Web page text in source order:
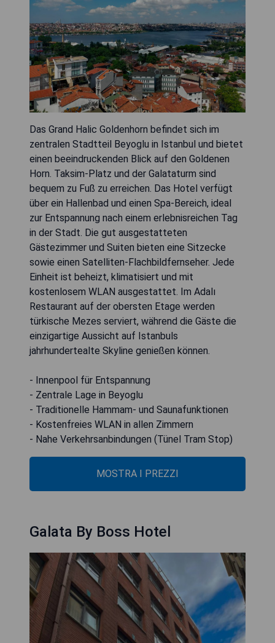
Das Grand Halic Goldenhorn befindet sich im
zentralen Stadtteil Beyoglu in Istanbul und bietet
einen beeindruckenden Blick auf den Goldenen
Horn. Taksim-Platz und der Galataturm sind
bequem zu Fuß zu erreichen. Das Hotel verfügt
über ein Hallenbad und einen Spa-Bereich, ideal
zur Entspannung nach einem erlebnisreichen Tag
in der Stadt. Die gut ausgestatteten
Gästezimmer und Suiten bieten eine Sitzecke
sowie einen Satelliten-Flachbildfernseher. Jede
Einheit ist beheizt, klimatisiert und mit
kostenlosem WLAN ausgestattet. Im Adalı
Restaurant auf der obersten Etage werden
türkische Mezes serviert, während die Gäste die
einzigartige Aussicht auf Istanbuls
jahrhundertealte Skyline genießen können.
- Innenpool für Entspannung
- Zentrale Lage in Beyoglu
- Traditionelle Hammam- und Saunafunktionen
- Kostenfreies WLAN in allen Zimmern
- Nahe Verkehrsanbindungen (Tünel Tram Stop)
MOSTRA I PREZZI
Galata By Boss Hotel